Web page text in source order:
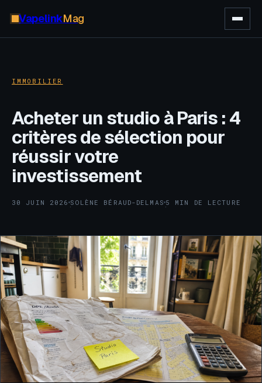
VapelinkMag
IMMOBILIER
Acheter un studio à Paris : 4
critères de sélection pour
réussir votre
investissement
30 JUIN 2026·SOLÈNE BÉRAUD-DELMAS ·
5 MIN DE LECTURE